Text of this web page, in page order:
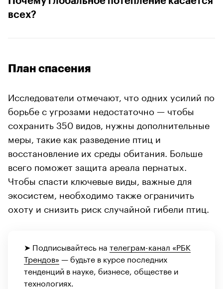
всех?
План спасения
Исследователи отмечают, что одних усилий по
борьбе с угрозами недостаточно — чтобы
сохранить 350 видов, нужны дополнительные
меры, такие как разведение птиц и
восстановление их среды обитания. Больше
всего поможет защита ареала пернатых.
Чтобы спасти ключевые виды, важные для
экосистем, необходимо также ограничить
охоту и снизить риск случайной гибели птиц.
➤ Подписывайтесь на телеграм-канал «РБК
Трендов» — будьте в курсе последних
тенденций в науке, бизнесе, обществе и
технологиях.